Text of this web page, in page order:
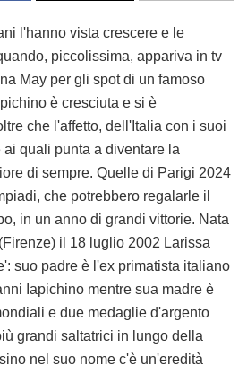
l'hanno vista crescere e le
piccolissima, appariva in tv
May per gli spot di un famoso
è cresciuta e si è
che l'affetto, dell'Italia con i suoi
quali punta a diventare la
di sempre. Quelle di Parigi 2024
che potrebbero regalarle il
in un anno di grandi vittorie. Nata
il 18 luglio 2002 Larissa
suo padre è l'ex primatista italiano
Iapichino mentre sua madre è
e due medaglie d'argento
grandi saltatrici in lungo della
nel suo nome c'è un'eredità